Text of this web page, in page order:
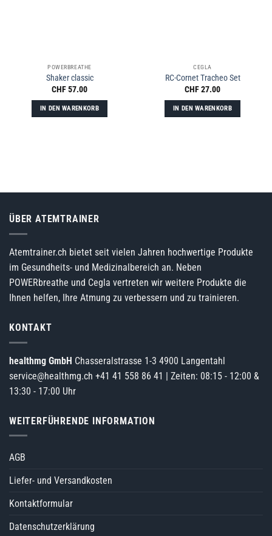
POWERBREATHE
Shaker classic
CHF57.00
IN DEN WARENKORB
CEGLA
RC-Cornet Tracheo Set
CHF27.00
IN DEN WARENKORB
ÜBER ATEMTRAINER
Atemtrainer.ch bietet seit vielen Jahren hochwertige Produkte
im Gesundheits- und Medizinalbereich an. Neben
POWERbreathe und Cegla vertreten wir weitere Produkte die
Ihnen helfen, Ihre Atmung zu verbessern und zu trainieren.
KONTAKT
healthmg GmbH Chasseralstrasse 1-3 4900 Langentahl
service@healthmg.ch +41 41 558 86 41 | Zeiten: 08:15 - 12:00 &
13:30 - 17:00 Uhr
WEITERFÜHRENDE INFORMATION
AGB
Liefer- und Versandkosten
Kontaktformular
Datenschutzerklärung